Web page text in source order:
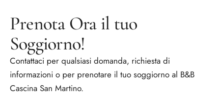
Prenota Ora il tuo
Soggiorno!
Contattaci per qualsiasi domanda, richiesta di
informazioni o per prenotare il tuo soggiorno al B&B
Cascina San Martino.